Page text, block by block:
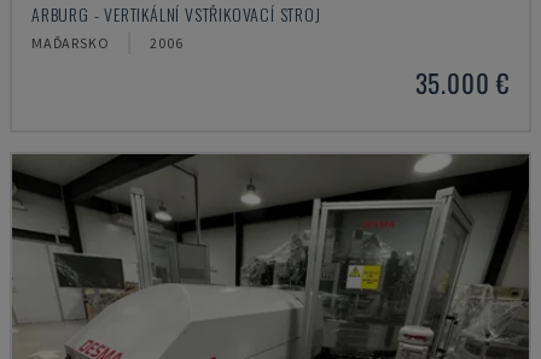
ARBURG - VERTIKÁLNÍ VSTŘIKOVACÍ STROJ
MAĎARSKO 2006
35.000 €